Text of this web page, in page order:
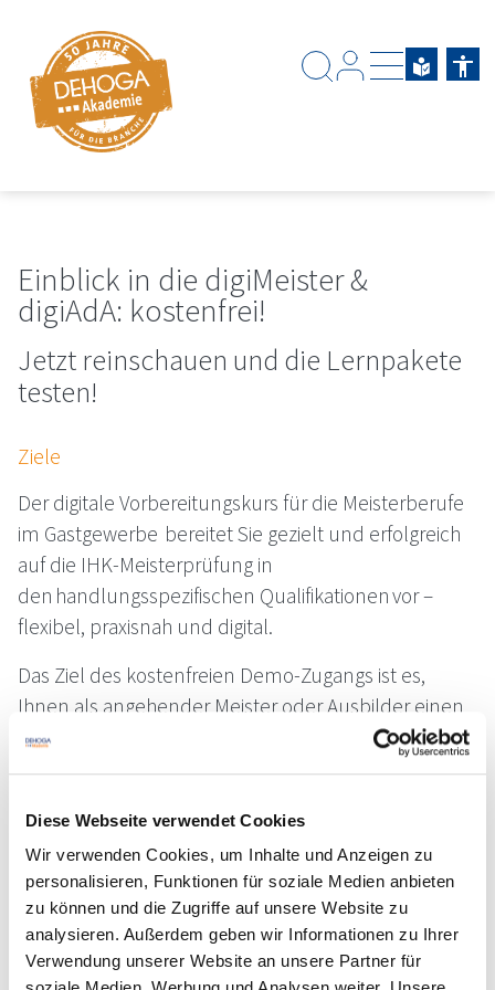
Diese Webseite verwendet Cookies
Wir verwenden Cookies, um Inhalte und Anzeigen zu
personalisieren, Funktionen für soziale Medien anbieten
zu können und die Zugriffe auf unsere Website zu
analysieren. Außerdem geben wir Informationen zu Ihrer
Verwendung unserer Website an unsere Partner für
Einblick in die digiMeister &
digiAdA: kostenfrei!
Jetzt reinschauen und die Lernpakete
testen!
Ziele
Der digitale Vorbereitungskurs für die Meisterberufe
im Gastgewerbe bereitet Sie gezielt und erfolgreich
auf die IHK-Meisterprüfung in
den handlungsspezifischen Qualifikationen vor –
flexibel, praxisnah und digital.
Das Ziel des kostenfreien Demo-Zugangs ist es,
Ihnen als angehender Meister oder Ausbilder einen
ersten Einblick in die digitale Lernplattform zu
ermöglichen. Sie können sich einen Überblick über
verstehen, wie Sie die Inhalte be- und erarbeiten.
Dieser Einblick hilft Ihnen, die Inhalte, wie
Erklärvideos und Übungen zu testen.
Der Einblick enthält Beispiele für Lernabschnitte des
WSQ-Teils, der jeweiligen HSQ-Teile und der